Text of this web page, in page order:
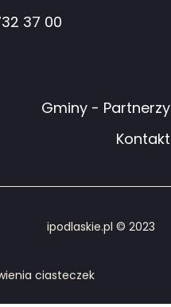
37 00
Gminy - Partnerzy
Kontakt
ipodlaskie.pl © 2023
ciasteczek